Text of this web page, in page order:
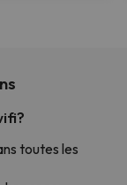
toutes les